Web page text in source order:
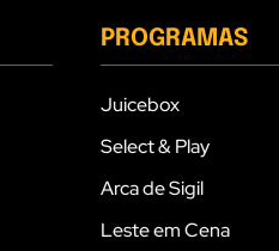
PROGRAMAS
Juicebox
Select & Play
Arca de Sigil
Leste em Cena